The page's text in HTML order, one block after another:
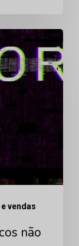
vendas
não